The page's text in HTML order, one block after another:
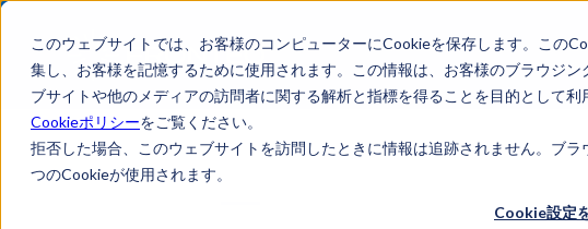
このウェブサイトでは、お客様のコンピューターにCookieを保存します。この
集し、お客様を記憶するために使用されます。この情報は、お客様のブラウジ
ブサイトや他のメディアの訪問者に関する解析と指標を得ることを目的として
Cookieポリシーをご覧ください。
拒否した場合、このウェブサイトを訪問したときに情報は追跡されません。ブ
つのCookieが使用されます。
Cookie設定